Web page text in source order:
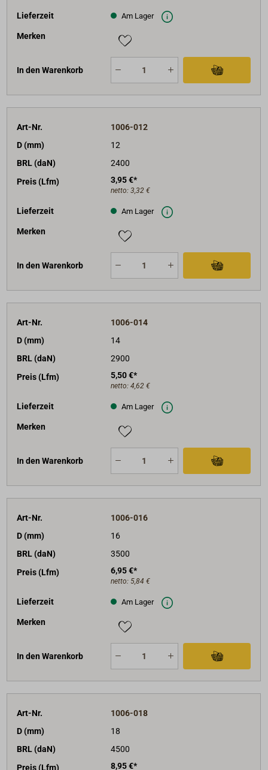
Lieferzeit Am Lager
Merken
In den Warenkorb
Art-Nr.
1006-012
D (mm)
12
BRL (daN)
2400
Preis (Lfm)
3,95 €*
netto: 3,32 €
Lieferzeit Am Lager
Merken
In den Warenkorb
Art-Nr.
1006-014
D (mm)
14
BRL (daN)
2900
Preis (Lfm)
5,50 €*
netto: 4,62 €
Lieferzeit Am Lager
Merken
In den Warenkorb
Art-Nr.
1006-016
D (mm)
16
BRL (daN)
3500
Preis (Lfm)
6,95 €*
netto: 5,84 €
Lieferzeit Am Lager
Merken
In den Warenkorb
Art-Nr.
1006-018
D (mm)
18
BRL (daN)
4500
Preis (Lfm)
8,95 €*